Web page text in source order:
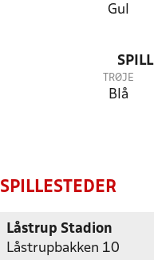
Gul
TRØJE
Blå
SPILLESTEDER
Låstrup Stadion
Låstrupbakken 10